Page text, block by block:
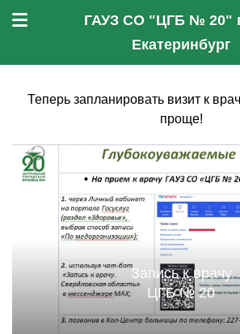
ГАУЗ СО "ЦГБ № 20"
Екатеринбург
Теперь запланировать визит к
проще!
Запись к врачу
ЦГБ № 20